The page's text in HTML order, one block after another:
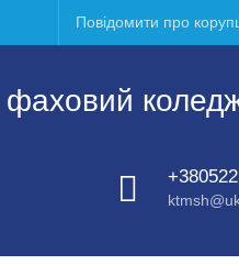
Повідомити про
фаховий